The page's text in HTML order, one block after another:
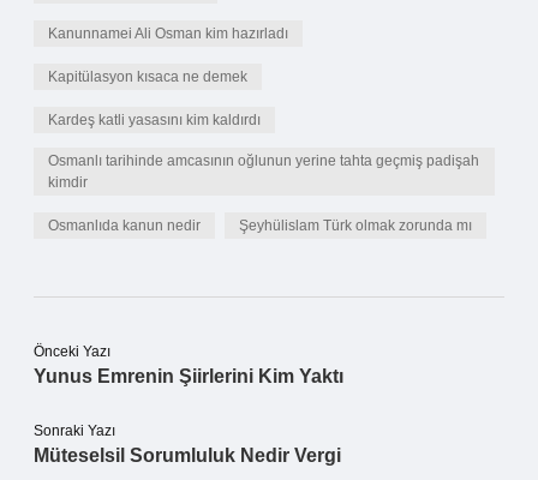
Kanunnamei Ali Osman kim hazırladı
Kapitülasyon kısaca ne demek
Kardeş katli yasasını kim kaldırdı
Osmanlı tarihinde amcasının oğlunun yerine tahta geçmiş padişah
kimdir
Osmanlıda kanun nedir Şeyhülislam Türk olmak zorunda mı
Önceki Yazı
Yunus Emrenin Şiirlerini Kim Yaktı
Sonraki Yazı
Müteselsil Sorumluluk Nedir Vergi